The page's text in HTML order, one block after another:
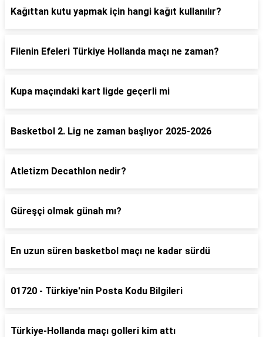
Kağıttan kutu yapmak için hangi kağıt kullanılır?
Filenin Efeleri Türkiye Hollanda maçı ne zaman?
Kupa maçındaki kart ligde geçerli mi
Basketbol 2. Lig ne zaman başlıyor 2025-2026
Atletizm Decathlon nedir?
Güreşçi olmak günah mı?
En uzun süren basketbol maçı ne kadar sürdü
01720 - Türkiye'nin Posta Kodu Bilgileri
Türkiye-Hollanda maçı golleri kim attı